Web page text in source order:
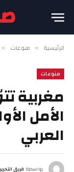
الرئيسية » منوعات »
منوعات
مغربية
الأمل
العربي
بواسطة فريق التحرير